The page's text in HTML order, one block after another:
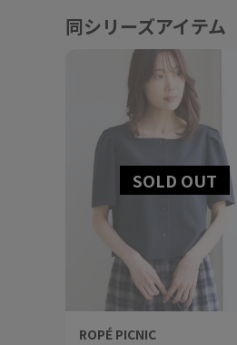
同シリーズアイテム
ROPÉ PICNIC